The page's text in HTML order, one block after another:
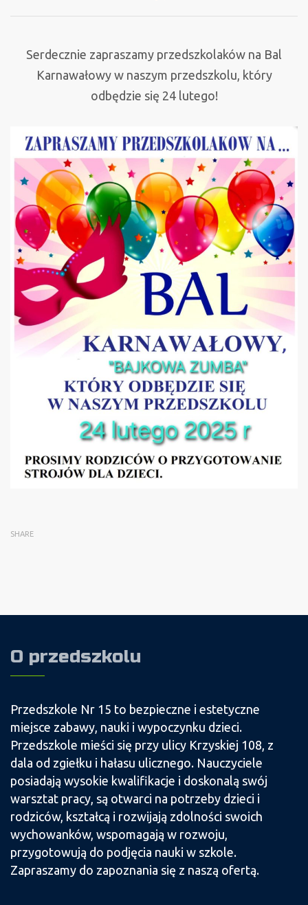
Serdecznie zapraszamy przedszkolaków na Bal
Karnawałowy w naszym przedszkolu, który
odbędzie się 24 lutego!
SHARE
O przedszkolu
Przedszkole Nr 15 to bezpieczne i estetyczne
miejsce zabawy, nauki i wypoczynku dzieci.
Przedszkole mieści się przy ulicy Krzyskiej 108, z
dala od zgiełku i hałasu ulicznego. Nauczyciele
posiadają wysokie kwalifikacje i doskonalą swój
warsztat pracy, są otwarci na potrzeby dzieci i
rodziców, kształcą i rozwijają zdolności swoich
wychowanków, wspomagają w rozwoju,
przygotowują do podjęcia nauki w szkole.
Zapraszamy do zapoznania się z naszą ofertą.